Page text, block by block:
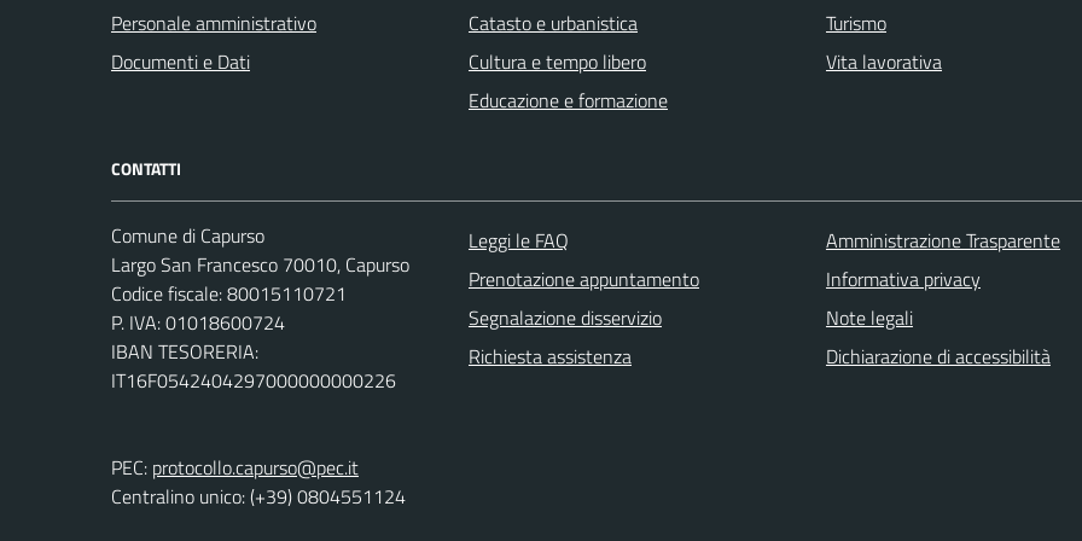
Personale amministrativo
Documenti e Dati
Catasto e urbanistica
Cultura e tempo libero
Educazione e formazione
Turismo
Vita lavorativa
CONTATTI
Comune di Capurso
Largo San Francesco 70010, Capurso
Codice fiscale: 80015110721
P. IVA: 01018600724
IBAN TESORERIA:
IT16F0542404297000000000226
PEC: protocollo.capurso@pec.it
Centralino unico: (+39) 0804551124
Leggi le FAQ
Prenotazione appuntamento
Segnalazione disservizio
Richiesta assistenza
Amministrazione Trasparente
Informativa privacy
Note legali
Dichiarazione di accessibilità